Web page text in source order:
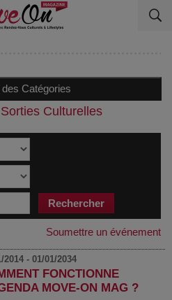
Catégories
Culturelles
Soumettre un événement
2014 - 01/01/2034
FONCTIONNE
MOVE-ON MAG ?